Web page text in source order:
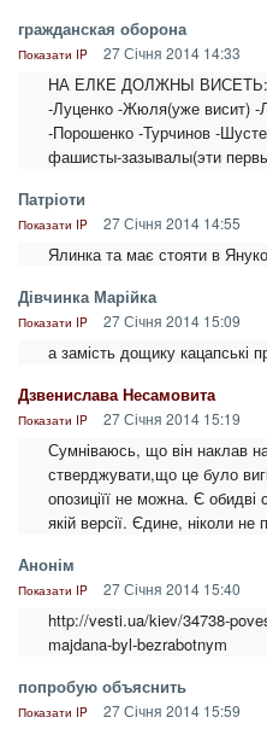
гражданская оборона
Показати IP 27 Січня 2014 14:33
НА ЕЛКЕ ДОЛЖНЫ ВИСЕТЬ:
-Луценко -Жюля(уже висит)
-Порошенко -Турчинов -
фашисты-зазывалы(эти
Патріоти
Показати IP 27 Січня 2014 14:55
Ялинка та має стояти в
Дівчинка Марійка
Показати IP 27 Січня 2014 15:09
а замість дощику кацапські
Дзвенислава Несамовита
Показати IP 27 Січня 2014 15:19
Сумніваюсь, що він наклав
стверджувати,що це було
опозиціїї не можна. Є
якій версії. Єдине, ніколи не
Анонім
Показати IP 27 Січня 2014 15:40
http://vesti.ua/kiev/34738-
majdana-byl-bezrabotnym
попробую объяснить
Показати IP 27 Січня 2014 15:59